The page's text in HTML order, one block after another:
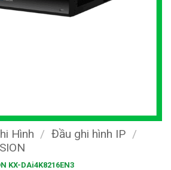
Hình / Đầu ghi hình IP /
KX-DAi4K8216EN3